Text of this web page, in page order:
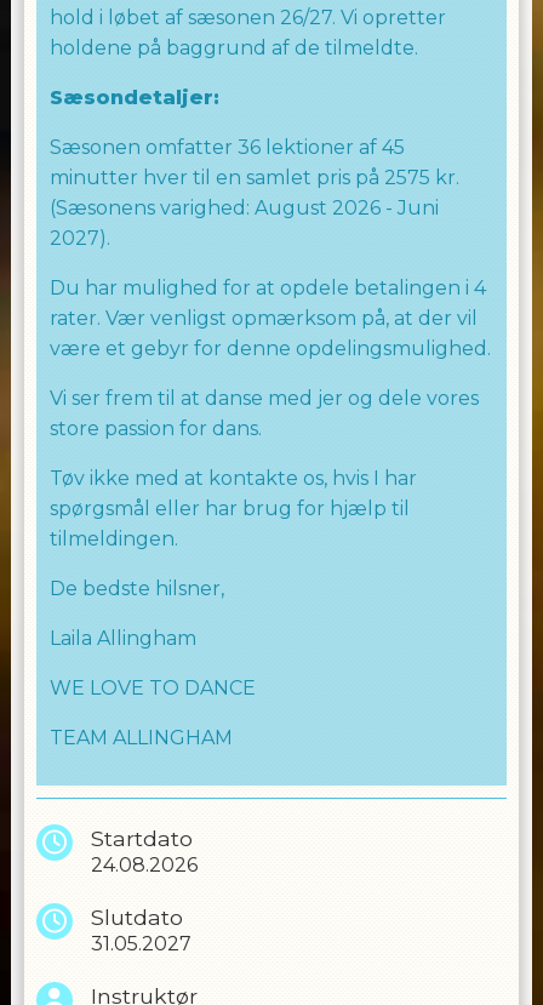
hold i løbet af sæsonen 26/27. Vi opretter
holdene på baggrund af de tilmeldte.
Sæsondetaljer:
Sæsonen omfatter 36 lektioner af 45
minutter hver til en samlet pris på 2575 kr.
(Sæsonens varighed: August 2026 - Juni
2027).
Du har mulighed for at opdele betalingen i 4
rater. Vær venligst opmærksom på, at der vil
være et gebyr for denne opdelingsmulighed.
Vi ser frem til at danse med jer og dele vores
store passion for dans.
Tøv ikke med at kontakte os, hvis I har
spørgsmål eller har brug for hjælp til
tilmeldingen.
De bedste hilsner,
Laila Allingham
WE LOVE TO DANCE
TEAM ALLINGHAM
Startdato
24.08.2026
Slutdato
31.05.2027
Instruktør